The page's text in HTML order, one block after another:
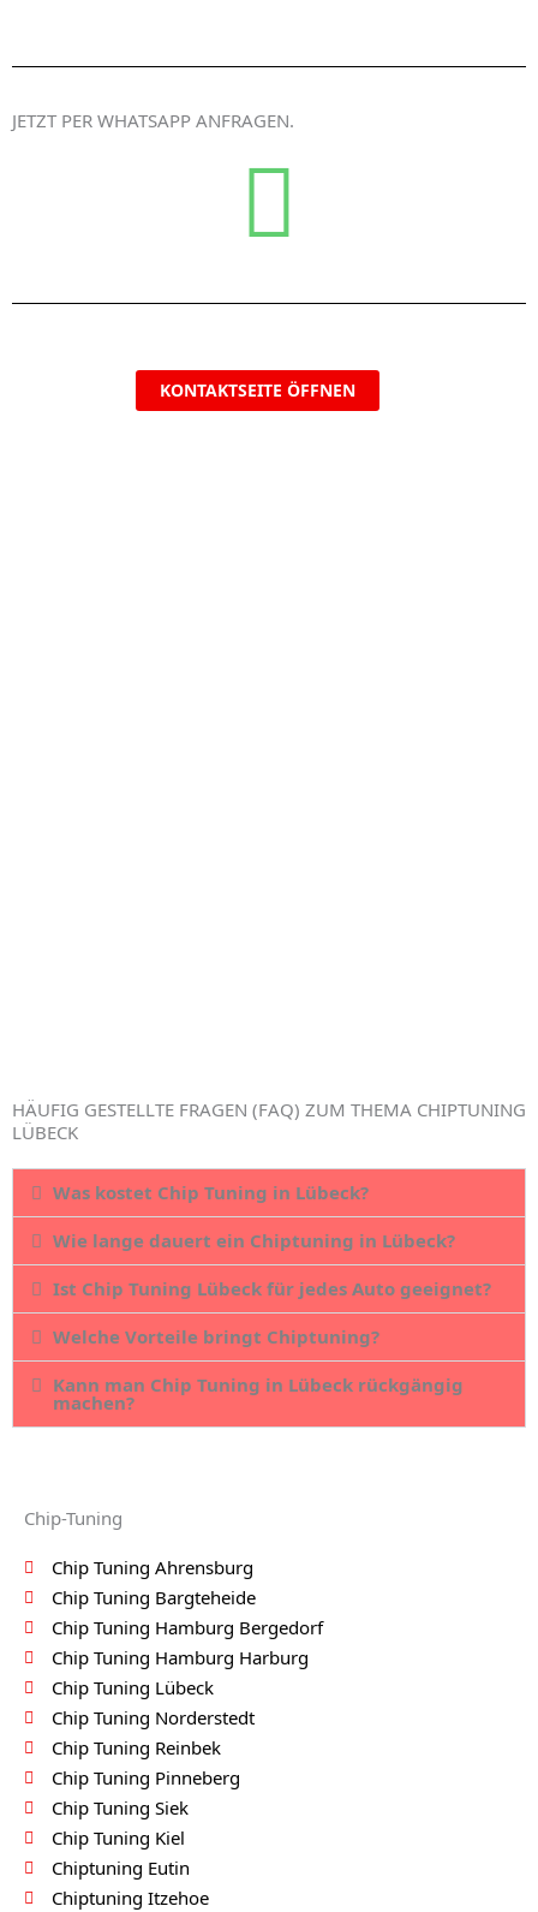
JETZT PER WHATSAPP ANFRAGEN.​
KONTAKTSEITE ÖFFNEN
HÄUFIG GESTELLTE FRAGEN (FAQ) ZUM THEMA CHIPTUNING
LÜBECK
Was kostet Chip Tuning in Lübeck?
Wie lange dauert ein Chiptuning in Lübeck?
Ist Chip Tuning Lübeck für jedes Auto geeignet?
Welche Vorteile bringt Chiptuning?
Kann man Chip Tuning in Lübeck rückgängig
machen?
Chip-Tuning
Chip Tuning Ahrensburg
Chip Tuning Bargteheide
Chip Tuning Hamburg Bergedorf
Chip Tuning Hamburg Harburg
Chip Tuning Lübeck
Chip Tuning Norderstedt
Chip Tuning Reinbek
Chip Tuning Pinneberg
Chip Tuning Siek
Chip Tuning Kiel
Chiptuning Eutin
Chiptuning Itzehoe